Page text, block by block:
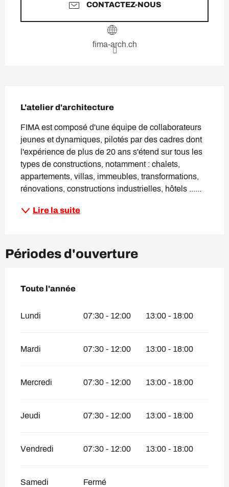
CONTACTEZ-NOUS
fima-arch.ch
L'atelier d'architecture
FIMA est composé d'une équipe de collaborateurs
jeunes et dynamiques, pilotés par des cadres dont
l'expérience de plus de 20 ans s'étend sur tous les
types de constructions, notamment : chalets,
appartements, villas, immeubles, transformations,
rénovations, constructions industrielles, hôtels ......
Lire la suite
Périodes d'ouverture
Toute l'année
Toute l'année
Lundi 07:30 - 12:00 13:00 - 18:00
Mardi 07:30 - 12:00 13:00 - 18:00
Mercredi 07:30 - 12:00 13:00 - 18:00
Jeudi 07:30 - 12:00 13:00 - 18:00
Vendredi 07:30 - 12:00 13:00 - 18:00
Samedi Fermé